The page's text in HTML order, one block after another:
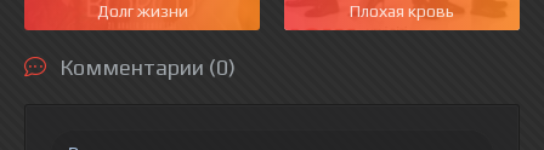
Долг жизни Плохая кровь
Комментарии (0)